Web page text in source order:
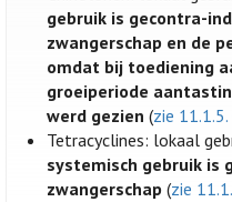
gebruik is gecontra-
zwangerschap en de
omdat bij toediening
groeiperiode
werd gezien (zie
Tetracyclines: lokaal
systemisch gebruik is
zwangerschap (zie